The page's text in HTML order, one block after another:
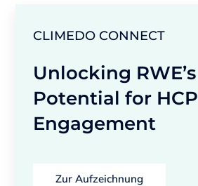
CLIMEDO CONNECT
Unlocking RWE’s
Potential for HCP
Engagement
Zur Aufzeichnung